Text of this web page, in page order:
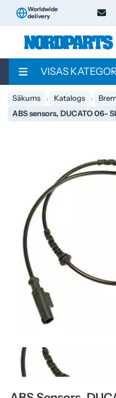
Worldwide
delivery
VISAS
Sākums Katalogs
ABS sensors, DUCATO 06-